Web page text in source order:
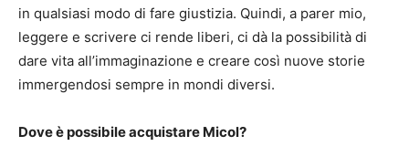
in qualsiasi modo di fare giustizia. Quindi, a parer mio,
leggere e scrivere ci rende liberi, ci dà la possibilità di
dare vita all’immaginazione e creare così nuove storie
immergendosi sempre in mondi diversi.
Dove è possibile acquistare Micol?